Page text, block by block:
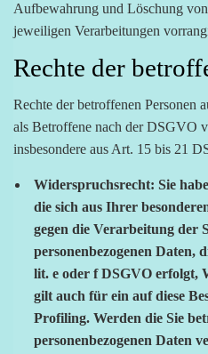
Aufbewahrung und Löschung
jeweiligen Verarbeitungen
Rechte der
Rechte der betroffenen Personen
als Betroffene nach der DSGVO
insbesondere aus Art. 15 bis 21
Widerspruchsrecht: Sie
die sich aus Ihrer
gegen die Verarbeitung der
personenbezogenen Daten,
lit. e oder f DSGVO erfolgt,
gilt auch für ein auf diese
Profiling. Werden die Sie
personenbezogenen Daten